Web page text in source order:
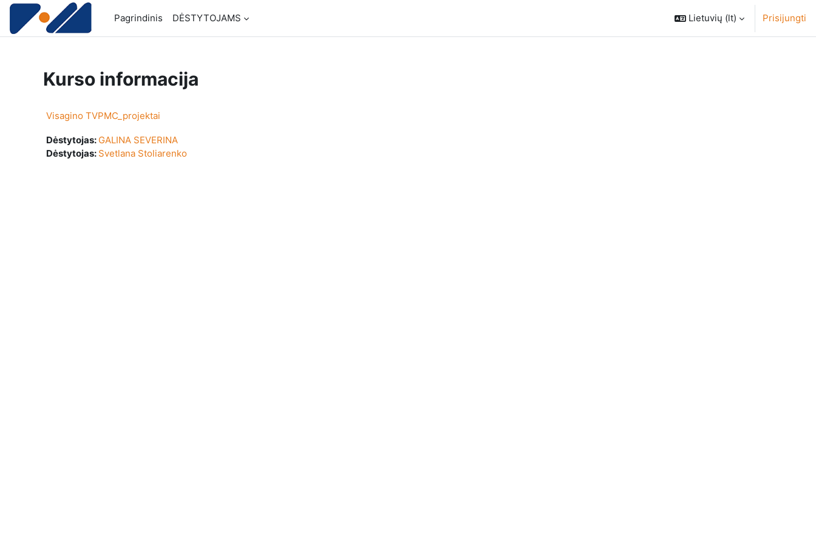
Pereiti į pagrindinį turinį
Pagrindinis
DĖSTYTOJAMS Lietuvių ‎(lt)‎ Prisijungti
Kurso informacija
Visagino TVPMC_projektai
Dėstytojas: GALINA SEVERINA
Dėstytojas: Svetlana Stoliarenko